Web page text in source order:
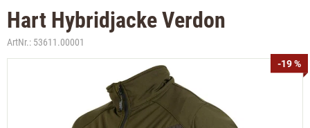
Hart Hybridjacke Verdon
ArtNr.: 53611.00001
-19 %